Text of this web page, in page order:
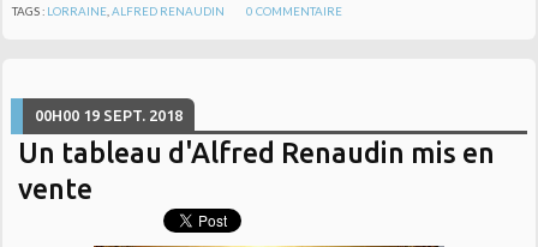
TAGS : LORRAINE ,ALFRED RENAUDIN 0 COMMENTAIRE
00H00 19 SEPT. 2018
Un tableau d'Alfred Renaudin mis en
vente